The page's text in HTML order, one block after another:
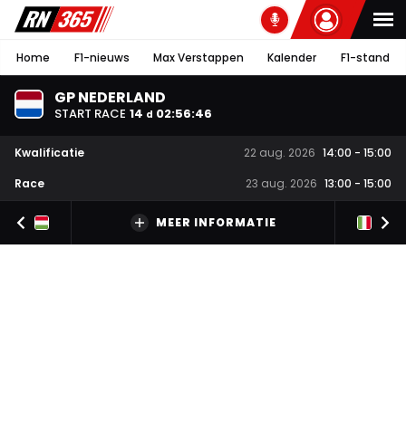
Home F1-nieuws Max Verstappen Kalender F1-stand
GP NEDERLAND
START RACE 14 d 02:56:45
Kwalificatie 22 aug. 2026 14:00 - 15:00
Race
23 aug. 2026 13:00 - 15:00
MEER INFORMATIE